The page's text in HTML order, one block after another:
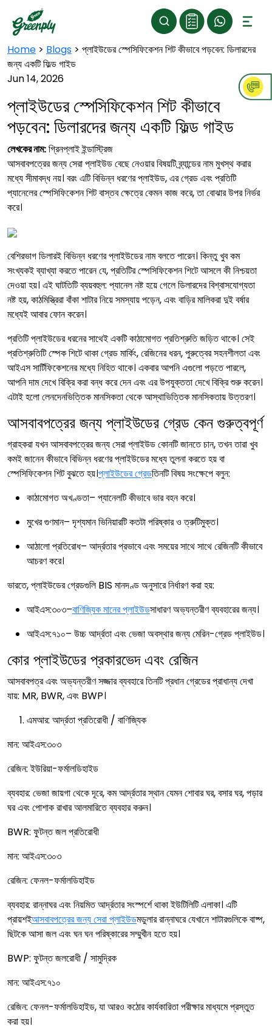
Home > Blogs > প্লাইউডের স্পেসিফিকেশন শিট কীভাবে পড়বেন: ডিলারদের
জন্য একটি ফিল্ড গাইড
Jun 14, 2026
প্লাইউডের স্পেসিফিকেশন শিট কীভাবে
পড়বেন: ডিলারদের জন্য একটি ফিল্ড গাইড
লেখকের নাম:গ্রিনপ্লাই ইন্ডাস্ট্রিজ
আসবাবপত্রের জন্য সেরা প্লাইউড বেছে নেওয়ার বিষয়টি ব্র্যান্ডের নাম মুখস্থ করার
মধ্যে সীমাবদ্ধ নয়। বরং এটি বিভিন্ন ধরণের প্লাইউড, এর গ্রেড এবং প্রতিটি
প্যানেলের স্পেসিফিকেশন শিট বাস্তব ক্ষেত্রে কেমন কাজ করে, তা বোঝার উপর নির্ভর
করে।
বেশিরভাগ ডিলারই বিভিন্ন ধরণের প্লাইউডের নাম বলতে পারেন। কিন্তু খুব কম
সংখ্যকই ব্যাখ্যা করতে পারেন যে, প্রতিটির স্পেসিফিকেশন শিটে আসলে কী নিশ্চয়তা
দেওয়া হয়। এই ঘাটতিটি ব্যয়বহুল: প্যানেল নষ্ট হয়ে গেলে ডিলারদের বিশ্বাসযোগ্যতা
নষ্ট হয়, কাঠমিস্ত্রিরা বাঁকা শাটার নিয়ে সমস্যায় পড়েন, এবং বাড়ির মালিকরা দুই বর্ষার
মধ্যেই আবার ফোন করেন।
প্রতিটি প্লাইউডের ধরনের সাথেই একটি কাঠামোগত প্রতিশ্রুতি জড়িত থাকে। সেই
প্রতিশ্রুতিটি স্পেক শিটে থাকা গ্রেড মার্কিং, রেজিনের ধরন, পুরুত্বের সহনশীলতা এবং
আইএস সার্টিফিকেশনের মধ্যে নিহিত থাকে। একবার আপনি এগুলো পড়তে পারলে,
আপনি দাম দেখে বিক্রি করা বন্ধ করে দেন এবং এর উপযুক্ততা দেখে বিক্রি শুরু করেন।
এটাই হলো লেনদেনভিত্তিক মানসিকতা থেকে আস্থাভিত্তিক মানসিকতায় উত্তরণ।
আসবাবপত্রের জন্য প্লাইউডের গ্রেড কেন গুরুত্বপূর্ণ
গ্রাহকরা যখন আসবাবপত্রের জন্য সেরা প্লাইউড কোনটি জানতে চান, তখন তারা খুব
কমই জানেন কীভাবে বিভিন্ন ধরণের প্লাইউডের মধ্যে তুলনা করতে হয় বা
স্পেসিফিকেশন শিট বুঝতে হয়।প্লাইউডের গ্রেডতিনটি বিষয় সংক্ষেপে বলুন:
কাঠামোগত অখণ্ডতা– প্যানেলটি কীভাবে ভার বহন করে।
মুখের গুণমান– দৃশ্যমান ভিনিয়ারটি কতটা পরিষ্কার ও ত্রুটিমুক্ত।
আঠালো প্রতিরোধ– আর্দ্রতার প্রভাবে এবং সময়ের সাথে সাথে রেজিনটি কীভাবে
আচরণ করে।
ভারতে, প্লাইউডের গ্রেডগুলি BIS মানদণ্ড অনুসারে নির্ধারণ করা হয়:
আইএস:৩০৩–বাণিজ্যিক মানের প্লাইউডসাধারণ অভ্যন্তরীণ ব্যবহারের জন্য।
আইএস:৭১০– উচ্চ আর্দ্রতা এবং ভেজা অবস্থার জন্য মেরিন-গ্রেড প্লাইউড।
কোর প্লাইউডের প্রকারভেদ এবং রেজিন
আসবাবপত্র এবং অভ্যন্তরীণ সজ্জার ব্যবহারে তিনটি প্রধান গ্রেডের প্রাধান্য দেখা
যায়: MR, BWR, এবং BWP।
এমআর: আর্দ্রতা প্রতিরোধী / বাণিজ্যিক
মান: আইএস:৩০৩
রেজিন: ইউরিয়া-ফর্মালডিহাইড
ব্যবহার: ভেজা জায়গা থেকে দূরে, কম আর্দ্রতার স্থান যেমন শোবার ঘর, বসার ঘর, পড়ার
ঘর এবং পোশাক রাখার আলমারিতে ব্যবহার করুন।
BWR: ফুটন্ত জল প্রতিরোধী
মান: আইএস:৩০৩
রেজিন: ফেনল-ফর্মালডিহাইড
ব্যবহার: রান্নাঘর এবং নিয়মিত আর্দ্রতার সংস্পর্শে থাকা ইউটিলিটি এলাকা। এটি
প্রায়শইআসবাবপত্রের জন্য সেরা প্লাইউডমডুলার রান্নাঘরে যেখানে শাটারগুলিকে বাষ্প,
ছিটকে আসা জল এবং ঘন ঘন পরিষ্কারের সম্মুখীন হতে হয়।
BWP: ফুটন্ত জলরোধী / সামুদ্রিক
মান: আইএস:৭১০
রেজিন: ফেনল-ফর্মালডিহাইড, যা আরও কঠোর কার্যকারিতা পরীক্ষার মাধ্যমে প্রস্তুত
করা হয়।